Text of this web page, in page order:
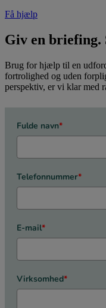
Få hjælp
Giv en briefing.
Brug for hjælp til en
fortrolighed og uden
perspektiv, er vi klar med
Fulde navn*
Telefonnummer*
E-mail*
Virksomhed*